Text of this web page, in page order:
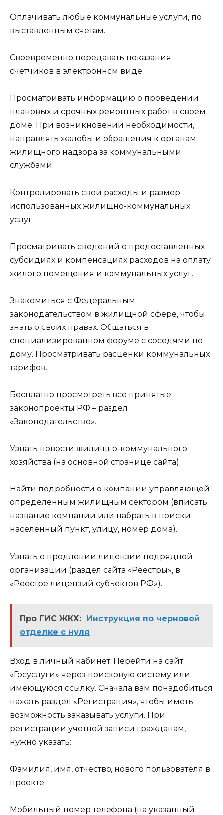
Оплачивать любые коммунальные услуги, по
выставленным счетам.
Своевременно передавать показания
счетчиков в электронном виде.
Просматривать информацию о проведении
плановых и срочных ремонтных работ в своем
доме. При возникновении необходимости,
направлять жалобы и обращения к органам
жилищного надзора за коммунальными
службами.
Контролировать свои расходы и размер
использованных жилищно-коммунальных
услуг.
Просматривать сведений о предоставленных
субсидиях и компенсациях расходов на оплату
жилого помещения и коммунальных услуг.
Знакомиться с Федеральным
законодательством в жилищной сфере, чтобы
знать о своих правах. Общаться в
специализированном форуме с соседями по
дому. Просматривать расценки коммунальных
тарифов.
Бесплатно просмотреть все принятые
законопроекты РФ – раздел
«Законодательство».
Узнать новости жилищно-коммунального
хозяйства (на основной странице сайта).
Найти подробности о компании управляющей
определенным жилищным сектором (вписать
название компании или набрать в поиски
населенный пункт, улицу, номер дома).
Узнать о продлении лицензии подрядной
организации (раздел сайта «Реестры», в
«Реестре лицензий субъектов РФ»).
Про ГИС ЖКХ: Инструкция по черновой
отделке с нуля
Вход в личный кабинет. Перейти на сайт
«Госуслуги» через поисковую систему или
имеющуюся ссылку. Сначала вам понадобиться
нажать раздел «Регистрация», чтобы иметь
возможность заказывать услуги. При
регистрации учетной записи гражданам,
нужно указать:
Фамилия, имя, отчество, нового пользователя в
проекте.
Мобильный номер телефона (на указанный